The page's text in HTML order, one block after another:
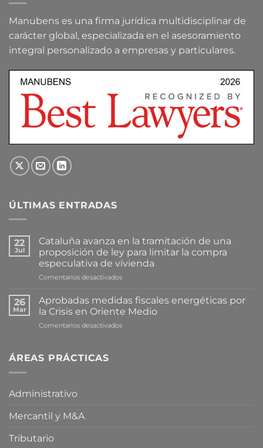
Manubens es una firma jurídica multidisciplinar de
carácter global, especializada en el asesoramiento
integral personalizado a empresas y particulares.
ÚLTIMAS ENTRADAS
22
Jul
Cataluña avanza en la tramitación de una
proposición de ley para limitar la compra
especulativa de vivienda
Comentarios desactivadosen
avanza
en
la
tramitación
26
Mar
Aprobadas medidas fiscales energéticas por
la Crisis en Oriente Medio
Comentarios desactivadosen
ÁREAS PRÁCTICAS
Administrativo
Mercantil y M&A
Tributario